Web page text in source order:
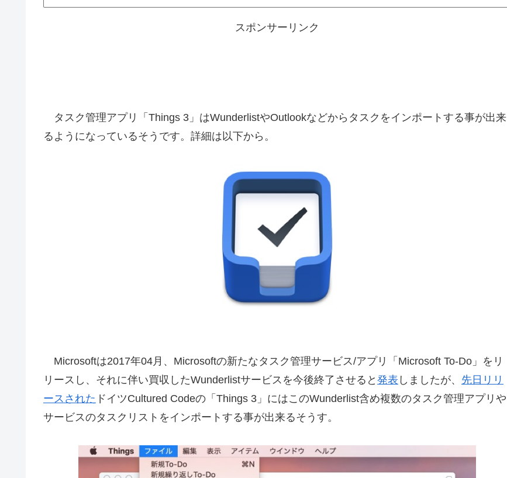
スポンサーリンク
タスク管理アプリ「Things 3」はWunderlistやOutlookなどからタスクをインポートする事が出来
るようになっているそうです。詳細は以下から。
Microsoftは2017年04月、Microsoftの新たなタスク管理サービス/アプリ「Microsoft To-Do」をリ
リースし、それに伴い買収したWunderlistサービスを今後終了させると 発表 しましたが、 先日リリ
ースされた ドイツCultured Codeの「Things 3」にはこのWunderlist含め複数のタスク管理アプリや
サービスのタスクリストをインポートする事が出来るそうす。